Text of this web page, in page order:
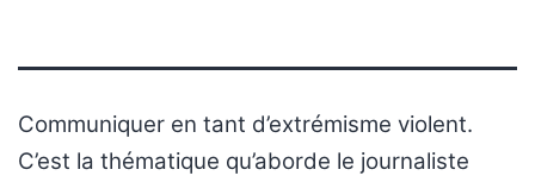
Communiquer en tant d’extrémisme violent.
C’est la thématique qu’aborde le journaliste